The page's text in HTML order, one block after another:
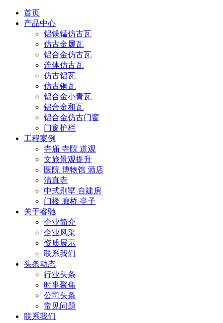
首页
产品中心
铝镁锰仿古瓦
仿古金属瓦
铝合金仿古瓦
连体仿古瓦
仿古铝瓦
仿古铜瓦
铝合金小青瓦
铝合金和瓦
铝合金仿古门窗
门窗护栏
工程案例
寺庙 寺院 道观
文旅景观提升
医院 博物馆 酒店
清真寺
中式别墅 自建房
门楼 廊桥 亭子
关于睿驰
企业简介
企业风采
资质展示
联系我们
头条动态
行业头条
时事聚焦
公司头条
常见问题
联系我们